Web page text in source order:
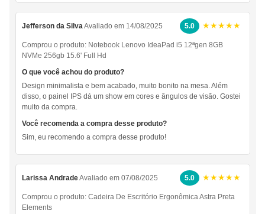
Jefferson da SilvaAvaliado em 14/08/2025 5.0 ★★★★★
Comprou o produto: Notebook Lenovo IdeaPad i5 12ªgen 8GB
NVMe 256gb 15.6' Full Hd
O que você achou do produto?
Design minimalista e bem acabado, muito bonito na mesa. Além
disso, o painel IPS dá um show em cores e ângulos de visão. Gostei
muito da compra.
Você recomenda a compra desse produto?
Sim, eu recomendo a compra desse produto!
Larissa AndradeAvaliado em 07/08/2025 5.0 ★★★★★
Comprou o produto: Cadeira De Escritório Ergonômica Astra Preta
Elements